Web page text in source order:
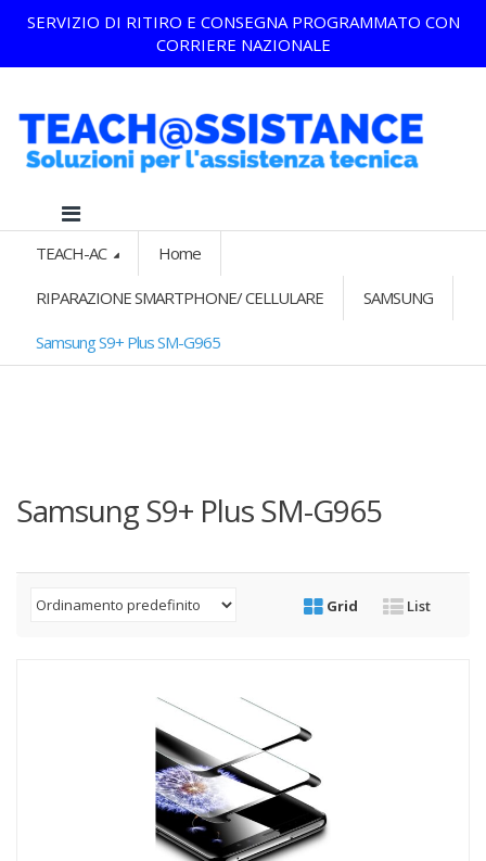
SERVIZIO DI RITIRO E CONSEGNA PROGRAMMATO CON
CORRIERE NAZIONALE
TEACH-AC Home
RIPARAZIONE SMARTPHONE/ CELLULARE SAMSUNG
Samsung S9+ Plus SM-G965
Samsung S9+ Plus SM-G965
Grid List